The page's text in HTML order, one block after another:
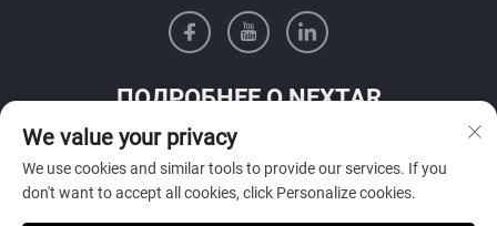
ПОДРОБНЕЕ О NEXTAR
Свяжитесь с нашей командой продаж в вашей стране
We value your privacy
We use cookies and similar tools to provide our services. If you
don't want to accept all cookies, click Personalize cookies.